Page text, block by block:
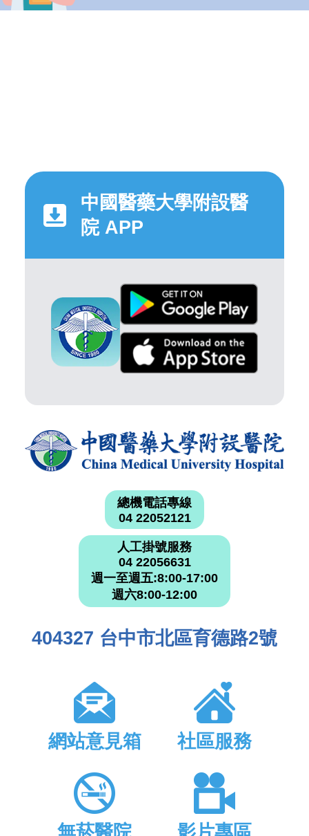
中國醫藥大學附設醫
院 APP
總機電話專線
04 22052121
人工掛號服務
04 22056631
週一至週五:8:00-17:00
週六8:00-12:00
404327 台中市北區育德路2號
網站意見箱 社區服務
無菸醫院 影片專區